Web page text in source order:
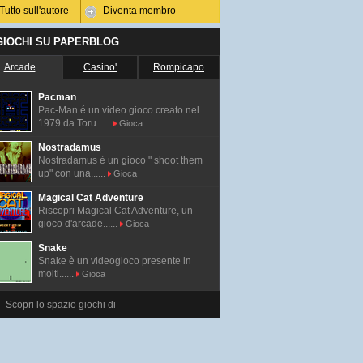
Tutto sull'autore Diventa membro
SU PAPERBLOG
Arcade Casino' Rompicapo
Pacman
Pac-Man é un video gioco creato nel
1979 da Toru......
Gioca
Nostradamus
Nostradamus è un gioco " shoot them
up" con una......
Gioca
Magical Cat Adventure
Riscopri Magical Cat Adventure, un
gioco d'arcade......
Gioca
Snake
Snake è un videogioco presente in
molti......
Gioca
Scopri lo spazio giochi di